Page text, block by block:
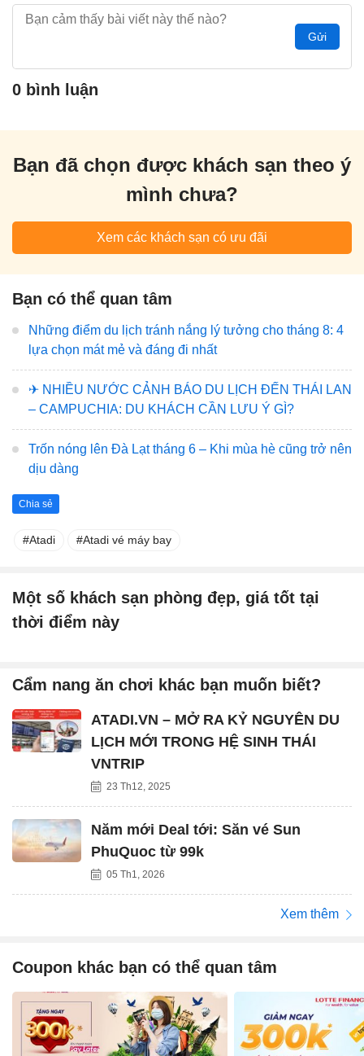
Gửi
0 bình luận
Bạn đã chọn được khách sạn theo ý
mình chưa?
Xem các khách sạn có ưu đãi
Bạn có thể quan tâm
Những điểm du lịch tránh nắng lý tưởng cho tháng 8: 4
lựa chọn mát mẻ và đáng đi nhất
✈️ NHIỀU NƯỚC CẢNH BÁO DU LỊCH ĐẾN THÁI LAN
– CAMPUCHIA: DU KHÁCH CẦN LƯU Ý GÌ?
Trốn nóng lên Đà Lạt tháng 6 – Khi mùa hè cũng trở nên
dịu dàng
Chia sẻ
Atadi Atadi vé máy bay
Một số khách sạn phòng đẹp, giá tốt tại
thời điểm này
Cẩm nang ăn chơi khác bạn muốn biết?
ATADI.VN – MỞ RA KỶ NGUYÊN DU
LỊCH MỚI TRONG HỆ SINH THÁI
VNTRIP
23 Th12, 2025
Năm mới Deal tới: Săn vé Sun
PhuQuoc từ 99k
05 Th1, 2026
Xem thêm
Coupon khác bạn có thể quan tâm